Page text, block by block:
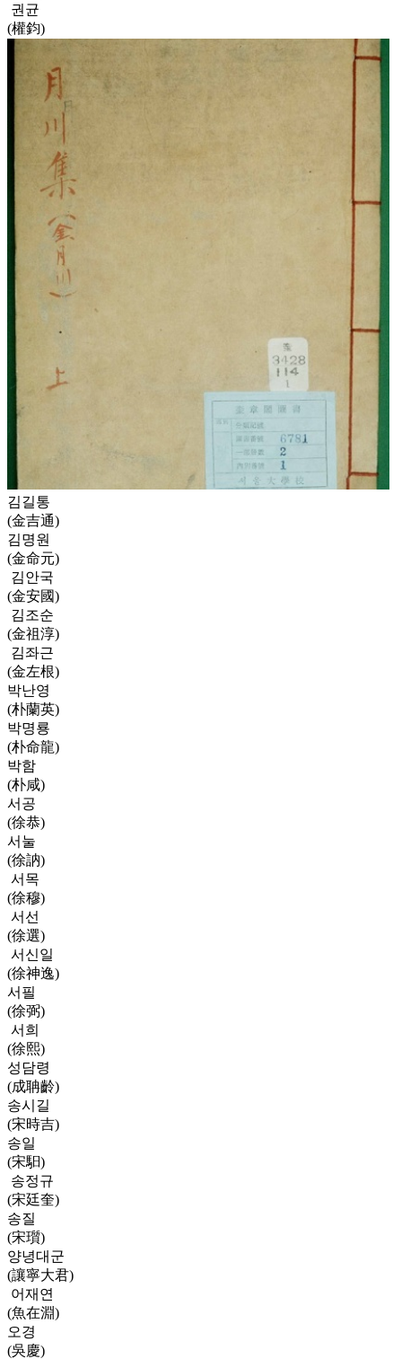
권균
(權鈞)
김길통
(金吉通)
김명원
(金命元)
김안국
(金安國)
김조순
(金祖淳)
김좌근
(金左根)
박난영
(朴蘭英)
박명룡
(朴命龍)
박함
(朴咸)
서공
(徐恭)
서눌
(徐訥)
서목
(徐穆)
서선
(徐選)
서신일
(徐神逸)
서필
(徐弼)
서희
(徐熙)
성담령
(成聃齡)
송시길
(宋時吉)
송일
(宋馹)
송정규
(宋廷奎)
송질
(宋瓆)
양녕대군
(讓寧大君)
어재연
(魚在淵)
오경
(吳慶)